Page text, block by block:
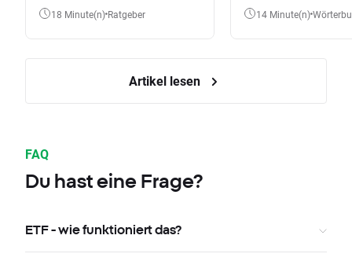
18 Minute(n) Ratgeber
Aktien, ETFs & Co.
14 Minute(n)
Artikel lesen
FAQ
Du hast eine Frage?
ETF - wie funktioniert das?